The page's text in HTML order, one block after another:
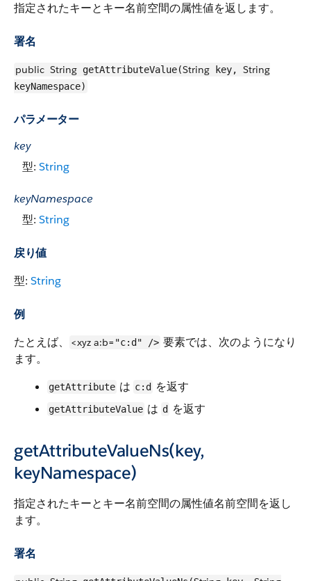
指定されたキーとキー名前空間の属性値を返します。
署名
public String getAttributeValue(String key, String
keyNamespace)
パラメーター
key
型: String
keyNamespace
型: String
戻り値
型: String
例
たとえば、
<xyz a:b= "c:d" /> 要素では、次のようになり
ます。
getAttribute は c:d を返す
getAttributeValue は d を返す
getAttributeValueNs(key,
keyNamespace)
指定されたキーとキー名前空間の属性値名前空間を返し
ます。
署名